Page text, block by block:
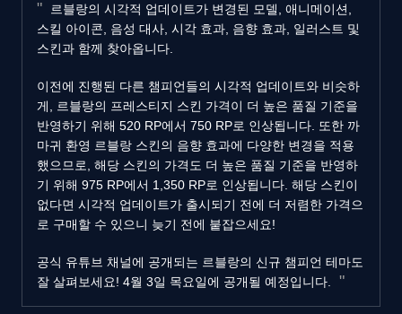
르블랑의 시각적 업데이트가 변경된 모델, 애니메이션,
스킬 아이콘, 음성 대사, 시각 효과, 음향 효과, 일러스트 및
스킨과 함께 찾아옵니다.
이전에 진행된 다른 챔피언들의 시각적 업데이트와 비슷하
게, 르블랑의 프레스티지 스킨 가격이 더 높은 품질 기준을
반영하기 위해 520 RP에서 750 RP로 인상됩니다. 또한 까
마귀 환영 르블랑 스킨의 음향 효과에 다양한 변경을 적용
했으므로, 해당 스킨의 가격도 더 높은 품질 기준을 반영하
기 위해 975 RP에서 1,350 RP로 인상됩니다. 해당 스킨이
없다면 시각적 업데이트가 출시되기 전에 더 저렴한 가격으
로 구매할 수 있으니 늦기 전에 붙잡으세요!
공식 유튜브 채널에 공개되는 르블랑의 신규 챔피언 테마도
잘 살펴보세요! 4월 3일 목요일에 공개될 예정입니다.